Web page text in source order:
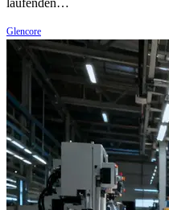
Glencore